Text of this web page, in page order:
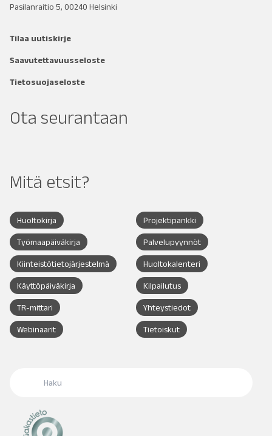
Pasilanraitio 5, 00240 Helsinki
Tilaa uutiskirje
Saavutettavuusseloste
Tietosuojaseloste
Ota seurantaan
Mitä etsit?
Huoltokirja Projektipankki
Työmaapäiväkirja Palvelupyynnöt
Kiinteistötietojärjestelmä Huoltokalenteri
Käyttöpäiväkirja Kilpailutus
TR-mittari Yhteystiedot
Webinaarit Tietoiskut